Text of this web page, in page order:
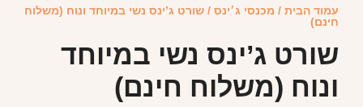
עמוד הבית / מכנסי ג׳ינס / שורט ג’ינס נשי במיוחד ונוח (משלוח
חינם)
שורט ג’ינס נשי במיוחד
ונוח (משלוח חינם)